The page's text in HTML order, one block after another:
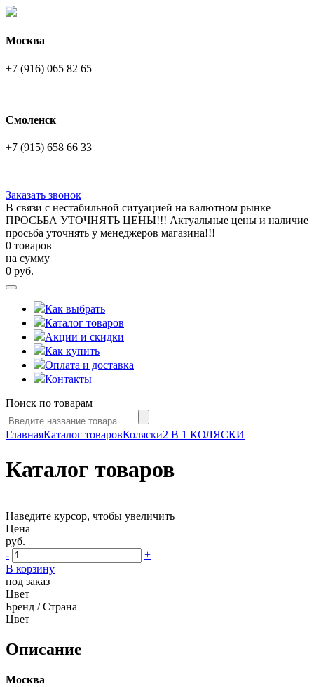
Москва
+7 (916) 065 82 65
Смоленск
+7 (915) 658 66 33
Заказать звонок
В связи с нестабильной ситуацией на валютном рынке
ПРОСЬБА УТОЧНЯТЬ ЦЕНЫ!!! Актуальные цены и наличие
просьба уточнять у менеджеров магазина!!!
0 товаров
на сумму
0 руб.
Как выбрать
Каталог товаров
Акции и скидки
Как купить
Оплата и доставка
Контакты
Поиск по товарам
ГлавнаяКаталог товаровКоляски2 В 1 КОЛЯСКИ
Каталог товаров
Наведите курсор, чтобы увеличить
Цена
руб.
-
+
В корзину
под заказ
Цвет
Бренд / Страна
Цвет
Описание
Москва